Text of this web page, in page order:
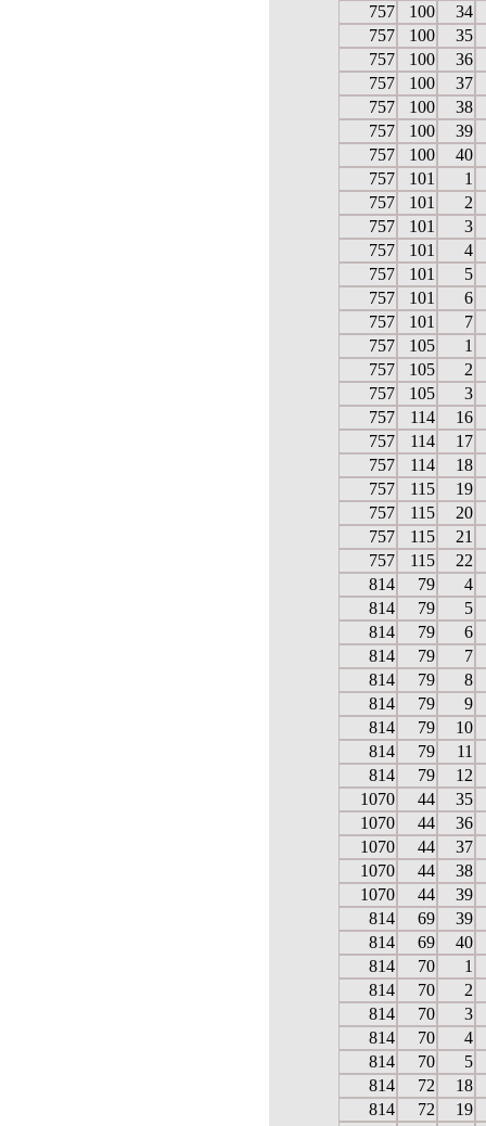
757
100
34
757
100
35
757
100
36
757
100
37
757
100
38
757
100
39
757
100
40
757
101
1
757
101
2
757
101
3
757
101
4
757
101
5
757
101
6
757
101
7
757
105
1
757
105
2
757
105
3
757
114
16
757
114
17
757
114
18
757
115
19
757
115
20
757
115
21
757
115
22
814
79
4
814
79
5
814
79
6
814
79
7
814
79
8
814
79
9
814
79
10
814
79
11
814
79
12
1070
44
35
1070
44
36
1070
44
37
1070
44
38
1070
44
39
814
69
39
814
69
40
814
70
1
814
70
2
814
70
3
814
70
4
814
70
5
814
72
18
814
72
19